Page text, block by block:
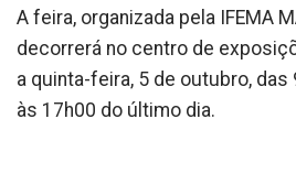
A feira, organizada pela IFEMA
decorrerá no centro de
a quinta-feira, 5 de outubro, das
às 17h00 do último dia.